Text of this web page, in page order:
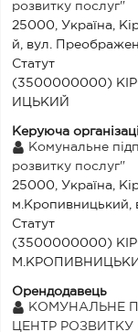
розвитку послуг"
25000, Україна,
й, вул.
Статут
(3500000000)
ИЦЬКИЙ
Керуюча
Комунальне
розвитку послуг"
25000, Україна,
м.Кропивницький,
Статут
(3500000000)
Орендодавець
КОМУНАЛЬНЕ
ЦЕНТР РОЗВИТКУ